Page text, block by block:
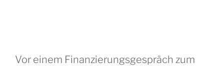
Vor einem Finanzierungsgespräch zum